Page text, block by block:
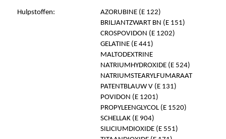
Hulpstoffen:
AZORUBINE (E 122)
BRILJANTZWART BN (E 151)
CROSPOVIDON (E 1202)
GELATINE (E 441)
MALTODEXTRINE
NATRIUMHYDROXIDE (E 524)
NATRIUMSTEARYLFUMARAAT
PATENTBLAUW V (E 131)
POVIDON (E 1201)
PROPYLEENGLYCOL (E 1520)
SCHELLAK (E 904)
SILICIUMDIOXIDE (E 551)